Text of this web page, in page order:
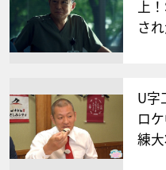
上
さ
U字
ロ
練